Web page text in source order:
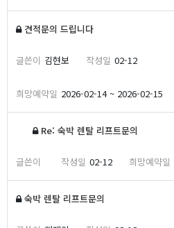
견적문의 드립니다
김현보 02-12
2026-02-14 ~ 2026-02-15
Re: 숙박 렌탈 리프트문의
02-12
숙박 렌탈 리프트문의